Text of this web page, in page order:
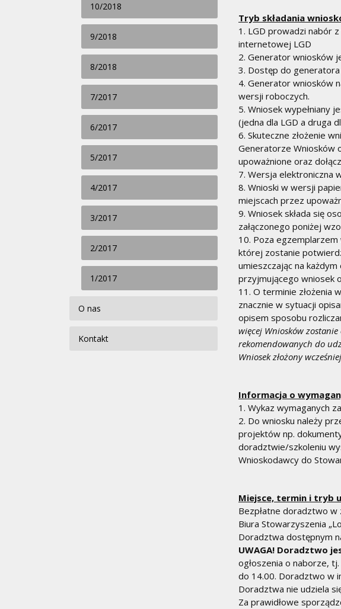
10/2018
9/2018
8/2018
7/2017
6/2017
5/2017
4/2017
3/2017
2/2017
1/2017
O nas
Kontakt
Tryb składania
1. LGD prowadzi nabór
internetowej LGD
2. Generator wniosków
3. Dostęp do
4. Generator wniosków
wersji roboczych.
5. Wniosek wypełniany
(jedna dla LGD a druga
6. Skuteczne złożenie
Generatorze Wniosków
upoważnione oraz
7. Wersja elektroniczna
8. Wnioski w wersji
miejscach przez
9. Wniosek składa się
załączonego poniżej
10. Poza
której zostanie
umieszczając na
przyjmującego wniosek
11. O terminie złożenia
znacznie w sytuacji
opisem sposobu
więcej Wniosków
rekomendowanych do
Wniosek złożony
Informacja o
1. Wykaz wymaganych
2. Do wniosku należy
projektów np.
doradztwie/szkoleniu
Wnioskodawcy do
Miejsce, termin i tryb
Bezpłatne doradztwo
Biura Stowarzyszenia
Doradztwa dostępnym
UWAGA! Doradztwo
ogłoszenia o naborze,
do 14.00. Doradztwo w
Doradztwa nie udziela
Za prawidłowe